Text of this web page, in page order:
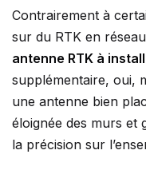
Contrairement à
sur du RTK en
antenne RTK à
supplémentaire, oui,
une antenne bien
éloignée des murs et
la précision sur